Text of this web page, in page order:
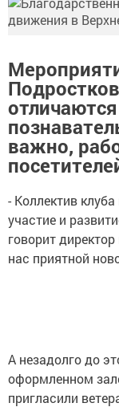
важно,
- Коллектив
участие и
говорит
нас приятной
А незадолго до
оформленном
пригласили